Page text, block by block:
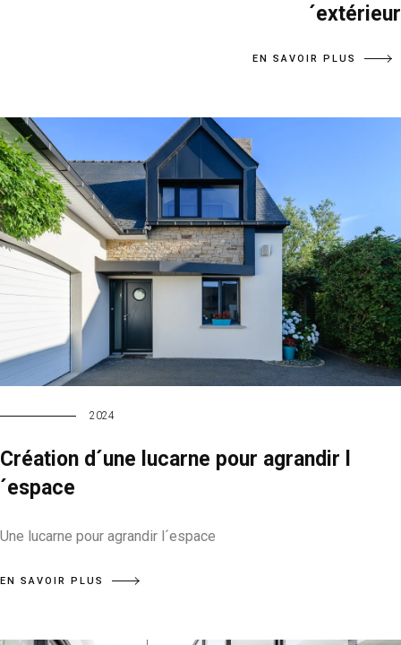
´extérieur
EN SAVOIR PLUS
2024
Création d´une lucarne pour agrandir l
´espace
Une lucarne pour agrandir l´espace
EN SAVOIR PLUS